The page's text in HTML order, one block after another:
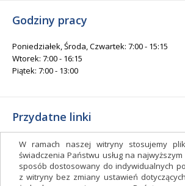
W ramach naszej witryny stosujemy
świadczenia Państwu usług na
sposób dostosowany do indywidualnych
z witryny bez zmiany ustawień
Godziny pracy
Poniedziałek, Środa, Czwartek: 7:00 - 15:15
Wtorek: 7:00 - 16:15
Piątek: 7:00 - 13:00
Przydatne linki
Gminny Ośrodek Kultury i Sportu
Gminna Biblioteka Publiczna
facebook.com/gminagrudziadz
Deklaracja dostępności